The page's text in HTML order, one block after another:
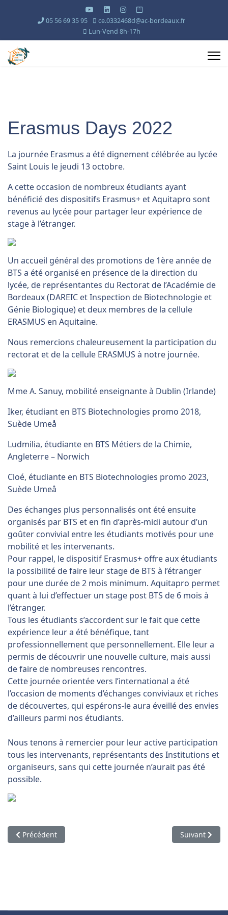
05 56 69 35 95
ce.0332468d@ac-bordeaux.fr
Lun-Vend 8h-17h
Erasmus Days 2022
La journée Erasmus a été dignement célébrée au lycée
Saint Louis le jeudi 13 octobre.
A cette occasion de nombreux étudiants ayant
bénéficié des dispositifs Erasmus+ et Aquitapro sont
revenus au lycée pour partager leur expérience de
stage à l’étranger.
Un accueil général des promotions de 1ère année de
BTS a été organisé en présence de la direction du
lycée, de représentantes du Rectorat de l’Académie de
Bordeaux (DAREIC et Inspection de Biotechnologie et
Génie Biologique) et deux membres de la cellule
ERASMUS en Aquitaine.
Nous remercions chaleureusement la participation du
rectorat et de la cellule ERASMUS à notre journée.
Mme A. Sanuy, mobilité enseignante à Dublin (Irlande)
Iker, étudiant en BTS Biotechnologies promo 2018,
Suède Umeå
Ludmilia, étudiante en BTS Métiers de la Chimie,
Angleterre – Norwich
Cloé, étudiante en BTS Biotechnologies promo 2023,
Suède Umeå
Des échanges plus personnalisés ont été ensuite
organisés par BTS et en fin d’après-midi autour d’un
goûter convivial entre les étudiants motivés pour une
mobilité et les intervenants.
Pour rappel, le dispositif Erasmus+ offre aux étudiants
la possibilité de faire leur stage de BTS à l’étranger
pour une durée de 2 mois minimum. Aquitapro permet
quant à lui d’effectuer un stage post BTS de 6 mois à
l’étranger.
Tous les étudiants s’accordent sur le fait que cette
expérience leur a été bénéfique, tant
professionnellement que personnellement. Elle leur a
permis de découvrir une nouvelle culture, mais aussi
de faire de nombreuses rencontres.
Cette journée orientée vers l’international a été
l’occasion de moments d’échanges conviviaux et riches
de découvertes, qui espérons-le aura éveillé des envies
d’ailleurs parmi nos étudiants.
Nous tenons à remercier pour leur active participation
tous les intervenants, représentants des Institutions et
organiseurs, sans qui cette journée n’aurait pas été
possible.
Article précédent : Erasmus Days 2023
Précédent Article
Suivant